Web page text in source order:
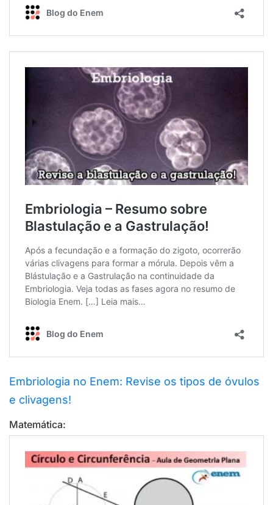
Embriologia no Enem: Revise os tipos de óvulos
e clivagens!
Matemática: